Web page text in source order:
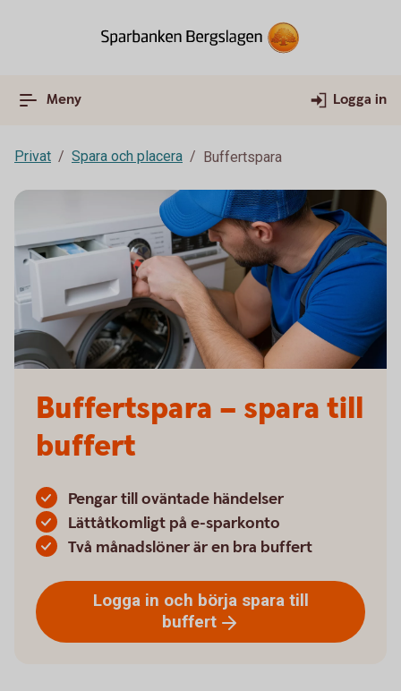
Meny Logga in
Privat Spara och placera Buffertspara
Buffertspara – spara till
buffert
Pengar till oväntade händelser
Lättåtkomligt på e-sparkonto
Två månadslöner är en bra buffert
Logga in och börja spara till
buffert